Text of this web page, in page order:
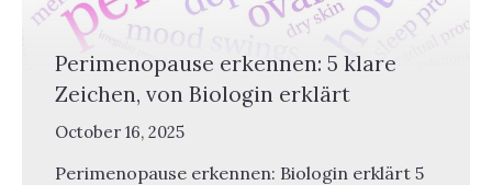
Perimenopause erkennen: 5 klare
Zeichen, von Biologin erklärt
October 16, 2025
Perimenopause erkennen: Biologin erklärt 5